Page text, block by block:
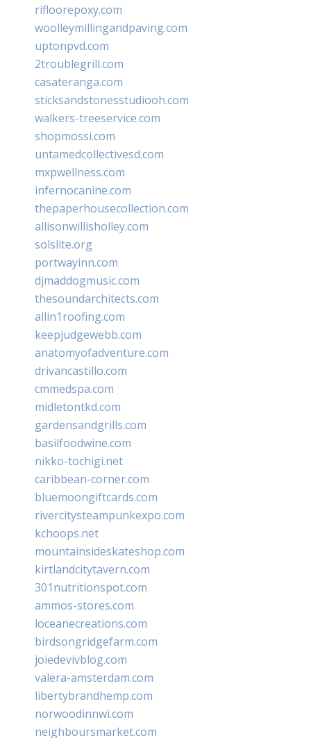
rifloorepoxy.com
woolleymillingandpaving.com
uptonpvd.com
2troublegrill.com
casateranga.com
sticksandstonesstudiooh.com
walkers-treeservice.com
shopmossi.com
untamedcollectivesd.com
mxpwellness.com
infernocanine.com
thepaperhousecollection.com
allisonwillisholley.com
solslite.org
portwayinn.com
djmaddogmusic.com
thesoundarchitects.com
allin1roofing.com
keepjudgewebb.com
anatomyofadventure.com
drivancastillo.com
cmmedspa.com
midletontkd.com
gardensandgrills.com
basilfoodwine.com
nikko-tochigi.net
caribbean-corner.com
bluemoongiftcards.com
rivercitysteampunkexpo.com
kchoops.net
mountainsideskateshop.com
kirtlandcitytavern.com
301nutritionspot.com
ammos-stores.com
loceanecreations.com
birdsongridgefarm.com
joiedevivblog.com
valera-amsterdam.com
libertybrandhemp.com
norwoodinnwi.com
neighboursmarket.com